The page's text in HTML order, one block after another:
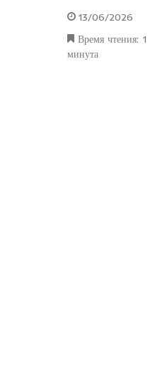
13/06/2026
Время чтения: 1
минута